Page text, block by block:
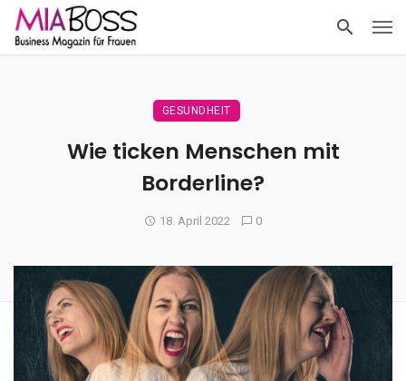
GESUNDHEIT
Wie ticken Menschen mit
Borderline?
18. April 2022 0